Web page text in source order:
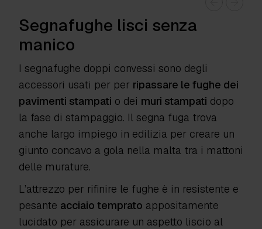
Segnafughe lisci senza
manico
I segnafughe doppi convessi sono degli
accessori usati per per ripassare le fughe dei
pavimenti stampati o dei muri stampati dopo
la fase di stampaggio. Il segna fuga trova
anche largo impiego in edilizia per creare un
giunto concavo a gola nella malta tra i mattoni
delle murature.
L’attrezzo per rifinire le fughe è in resistente e
pesante acciaio temprato appositamente
lucidato per assicurare un aspetto liscio al